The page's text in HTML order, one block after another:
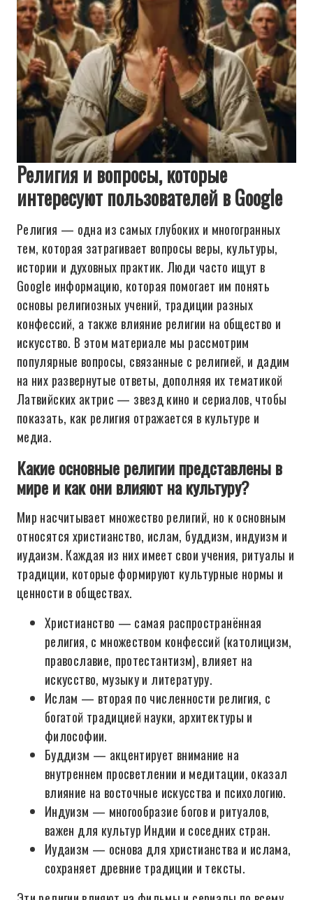
Религия и вопросы, которые
интересуют пользователей в Google
Религия — одна из самых глубоких и многогранных
тем, которая затрагивает вопросы веры, культуры,
истории и духовных практик. Люди часто ищут в
Google информацию, которая помогает им понять
основы религиозных учений, традиции разных
конфессий, а также влияние религии на общество и
искусство. В этом материале мы рассмотрим
популярные вопросы, связанные с религией, и дадим
на них развернутые ответы, дополняя их тематикой
Латвийских актрис — звезд кино и сериалов, чтобы
показать, как религия отражается в культуре и
медиа.
Какие основные религии представлены в
мире и как они влияют на культуру?
Мир насчитывает множество религий, но к основным
относятся христианство, ислам, буддизм, индуизм и
иудаизм. Каждая из них имеет свои учения, ритуалы и
традиции, которые формируют культурные нормы и
ценности в обществах.
Христианство — самая распространённая
религия, с множеством конфессий (католицизм,
православие, протестантизм), влияет на
искусство, музыку и литературу.
Ислам — вторая по численности религия, с
богатой традицией науки, архитектуры и
философии.
Буддизм — акцентирует внимание на
внутреннем просветлении и медитации, оказал
влияние на восточные искусства и психологию.
Индуизм — многообразие богов и ритуалов,
важен для культур Индии и соседних стран.
Иудаизм — основа для христианства и ислама,
сохраняет древние традиции и тексты.